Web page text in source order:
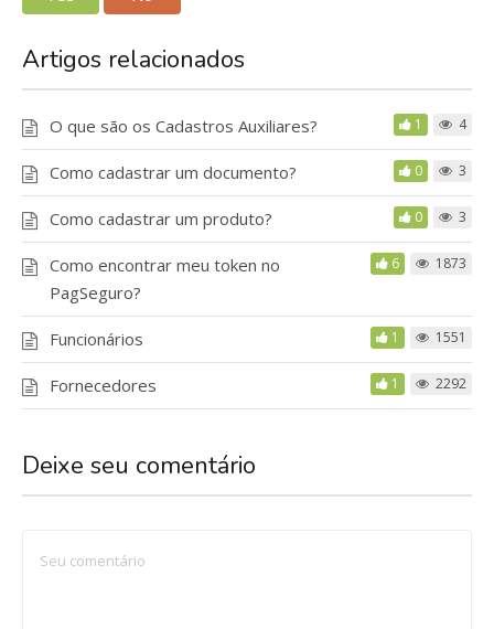
Artigos relacionados
O que são os Cadastros Auxiliares? 1 4
Como cadastrar um documento? 0 3
Como cadastrar um produto? 0 3
Como encontrar meu token no
PagSeguro?
6 1873
Funcionários 1 1551
Fornecedores 1 2292
Deixe seu comentário